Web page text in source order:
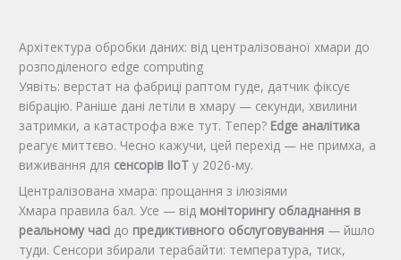
Архітектура обробки даних: від централізованої хмари до
розподіленого edge computing
Уявіть: верстат на фабриці раптом гуде, датчик фіксує
вібрацію. Раніше дані летіли в хмару — секунди, хвилини
затримки, а катастрофа вже тут. Тепер? Edge аналітика
реагує миттєво. Чесно кажучи, цей перехід — не примха, а
виживання для сенсорів IIoT у 2026-му.
Централізована хмара: прощання з ілюзіями
Хмара правила бал. Усе — від моніторингу обладнання в
реальному часі до предиктивного обслуговування — йшло
туди. Сенсори збирали терабайти: температура, тиск,